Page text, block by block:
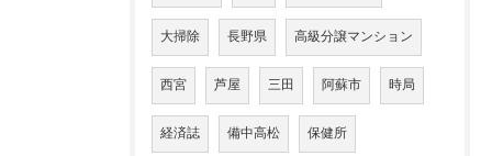
大掃除 長野県 高級分譲マンション
西宮 芦屋 三田 阿蘇市 時局
経済誌 備中高松 保健所